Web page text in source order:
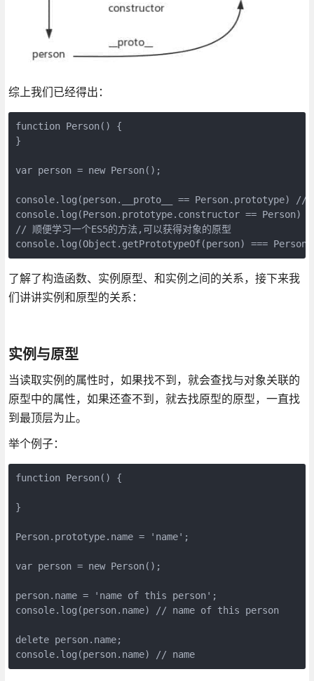
综上我们已经得出：
function Person() {
}
var person = new Person();
console.log(person.__proto__ == Person.prototype) //
console.log(Person.prototype.constructor == Person)
// 顺便学习一个ES5的方法,可以获得对象的原型
console.log(Object.getPrototypeOf(person) ===
了解了构造函数、实例原型、和实例之间的关系，接下来我
们讲讲实例和原型的关系：
实例与原型
当读取实例的属性时，如果找不到，就会查找与对象关联的
原型中的属性，如果还查不到，就去找原型的原型，一直找
到最顶层为止。
举个例子：
function Person() {
}
Person.prototype.name = 'name';
var person = new Person();
person.name = 'name of this person';
console.log(person.name) // name of this person
delete person.name;
console.log(person.name) // name